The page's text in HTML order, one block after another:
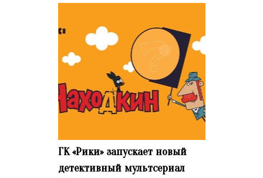
ГК «Рики» запускает новый
детективный мультсериал